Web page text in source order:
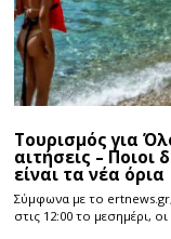
Τουρισμός για
αιτήσεις – Ποιοι
είναι τα νέα όρια
Σύμφωνα με το
στις 12:00 το μεσημέρι, οι